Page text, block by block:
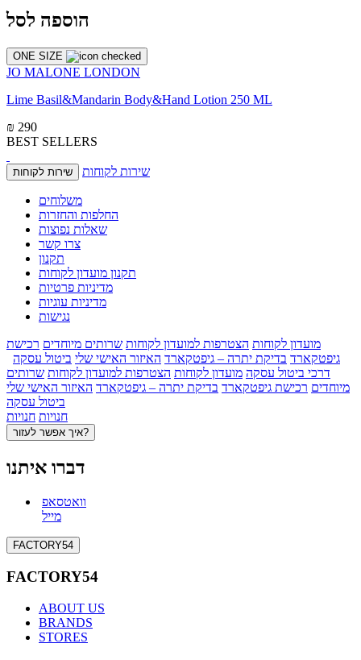
הוספה לסל
ONE SIZE
JO MALONE LONDON
Lime Basil&Mandarin Body&Hand Lotion 250 ML
₪ 290
BEST SELLERS
שירות לקוחות שירות לקוחות
משלוחים
החלפות והחזרות
שאלות נפוצות
צרו קשר
תקנון
תקנון מועדון לקוחות
מדיניות פרטיות
מדיניות עוגיות
נגישות
מועדון לקוחות הצטרפות למועדון לקוחות שרותים מיוחדים רכישת
גיפטקארד בדיקת יתרה – גיפטקארד האיזור האישי שלי ביטול עסקה
דרכי ביטול עסקה מועדון לקוחות הצטרפות למועדון לקוחות שרותים
מיוחדים רכישת גיפטקארד בדיקת יתרה – גיפטקארד האיזור האישי שלי
ביטול עסקה
חנויות חנויות
איך אפשר לעזור?
דברו איתנו
וואטסאפ
מייל
FACTORY54
FACTORY54
ABOUT US
BRANDS
STORES